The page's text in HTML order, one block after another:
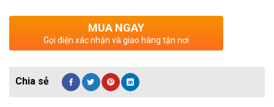
MUA NGAY
Gọi điện xác nhận và giao hàng tận nơi